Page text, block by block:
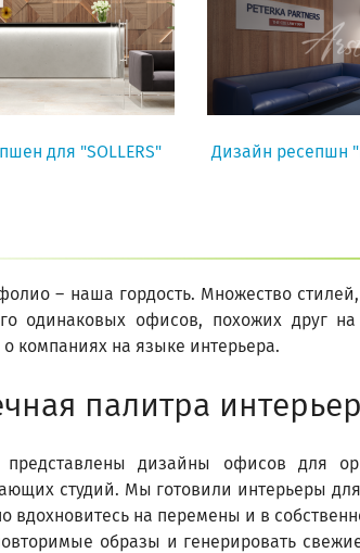
для "SOLLERS" Дизайн ресепшн
– наша гордость. Множество
одинаковых офисов, похожих друг
компаниях на языке интерьера.
палитра
дизайны офисов для
студий. Мы готовили интерьеры
вдохновитесь на перемены и в
образы и генерировать